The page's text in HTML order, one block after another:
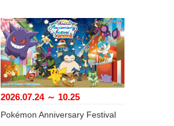
2026.07.24 ～ 10.25
Pokémon Anniversary Festival